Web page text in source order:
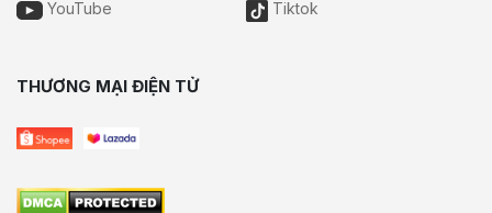
YouTube Tiktok
THƯƠNG MẠI ĐIỆN TỬ